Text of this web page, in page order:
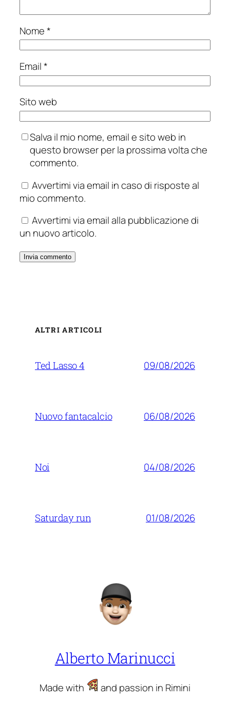
Nome*
Email*
Sito web
Salva il mio nome, email e sito web in
questo browser per la prossima volta che
commento.
Avvertimi via email in caso di risposte al
mio commento.
Avvertimi via email alla pubblicazione di
un nuovo articolo.
ALTRI ARTICOLI
Ted Lasso 4 09/08/2026
Nuovo fantacalcio 06/08/2026
Noi 04/08/2026
Saturday run 01/08/2026
Alberto Marinucci
Made with and passion in Rimini